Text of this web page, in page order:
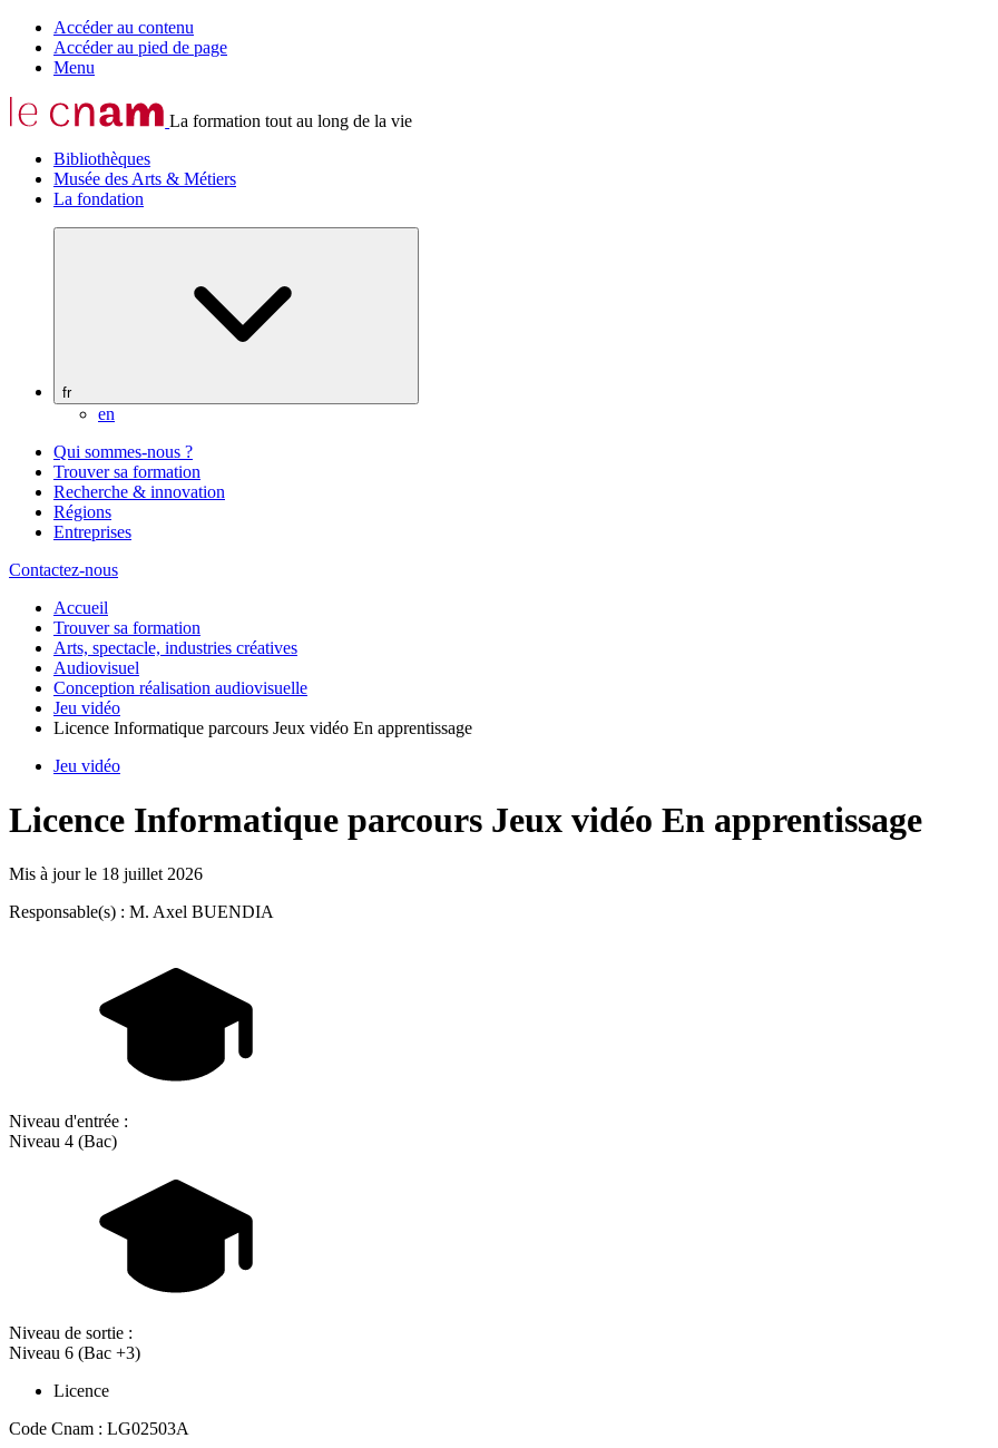
Accéder au contenu
Accéder au pied de page
Menu
La formation tout au long de la vie
Bibliothèques
Musée des Arts & Métiers
La fondation
fr
en
Qui sommes-nous ?
Trouver sa formation
Recherche & innovation
Régions
Entreprises
Contactez-nous
Accueil
Trouver sa formation
Arts, spectacle, industries créatives
Audiovisuel
Conception réalisation audiovisuelle
Jeu vidéo
Licence Informatique parcours Jeux vidéo En apprentissage
Jeu vidéo
Licence Informatique parcours Jeux vidéo En apprentissage
Mis à jour le 18 juillet 2026
Responsable(s) : M. Axel BUENDIA
Niveau d'entrée :
Niveau 4 (Bac)
Niveau de sortie :
Niveau 6 (Bac +3)
Licence
Code Cnam : LG02503A